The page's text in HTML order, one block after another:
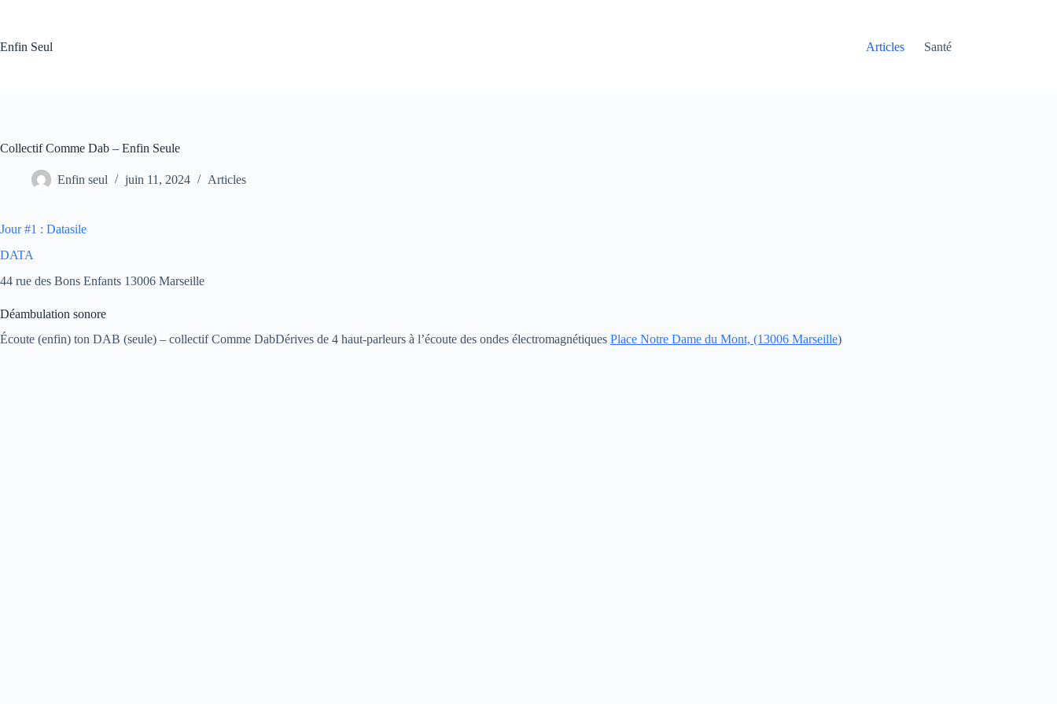
Enfin Seul
Articles Santé
Collectif Comme Dab – Enfin Seule
Enfin seul juin 11, 2024 Articles
Jour #1 : Datasile
DATA
44 rue des Bons Enfants 13006 Marseille
Déambulation sonore
Écoute (enfin) ton DAB (seule) – collectif Comme DabDérives de 4 haut-parleurs à l’écoute des ondes électromagnétiques Place Notre Dame du Mont, (13006 Marseille)